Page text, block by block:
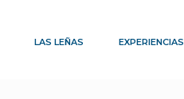
LAS LEÑAS EXPERIENCIAS